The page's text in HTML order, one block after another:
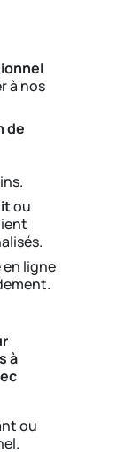
à nos
de
ou
ligne
à
ou